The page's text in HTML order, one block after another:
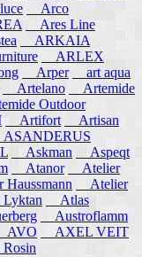
Arco
Ares Line
ARKAIA
ARLEX
Arper
art aqua
Artelano
Artemide
Outdoor
Artifort
Artisan
Askman
Aspeqt
Atanor
Atelier
Atelier
Atlas
Austroflamm
AVO
AXEL VEIT